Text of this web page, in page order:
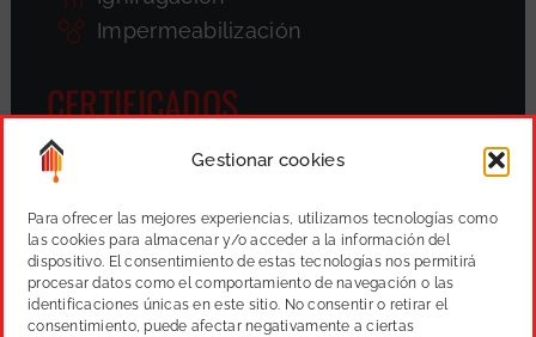
Gestionar cookies
Para ofrecer las mejores experiencias, utilizamos tecnologías como
las cookies para almacenar y/o acceder a la información del
dispositivo. El consentimiento de estas tecnologías nos permitirá
procesar datos como el comportamiento de navegación o las
identificaciones únicas en este sitio. No consentir o retirar el
consentimiento, puede afectar negativamente a ciertas
Impermeabilización
CERTIFICADOS